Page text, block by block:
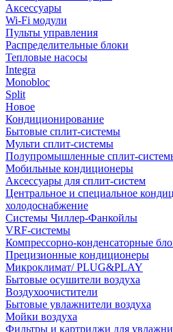
Аксессуары
Wi-Fi модули
Пульты управления
Распределительные блоки
Тепловые насосы
Integra
Monobloc
Split
Новое
Кондиционирование
Бытовые сплит-системы
Мульти сплит-системы
Полупромышленные сплит-
Мобильные кондиционеры
Аксессуары для сплит-систем
Центральное и специальное
холодоснабжение
Системы Чиллер-Фанкойлы
VRF-системы
Компрессорно-конденсаторные
Прецизионные кондиционеры
Микроклимат/ PLUG&PLAY
Бытовые осушители воздуха
Воздухоочистители
Бытовые увлажнители воздуха
Мойки воздуха
Фильтры и картриджи для